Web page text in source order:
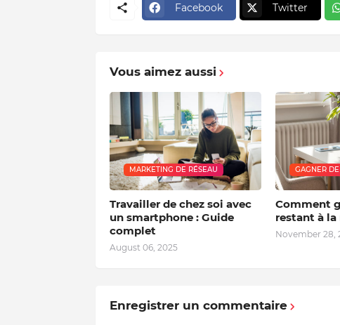
Facebook Twitter
Vous aimez aussi
MARKETING DE RÉSEAU
Travailler de chez soi avec
un smartphone : Guide
complet
August 06, 2025
GAGNER
Comment
restant à la
November 28,
Enregistrer un commentaire